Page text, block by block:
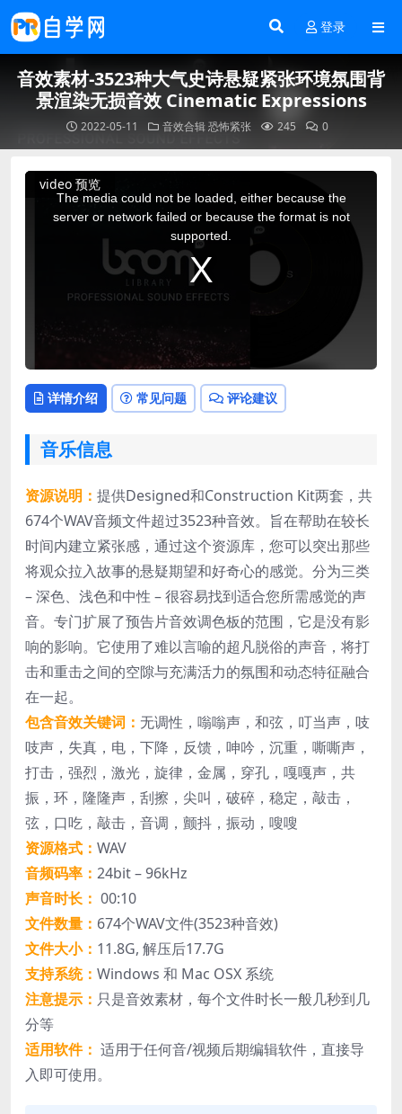
登录
音效素材-3523种大气史诗悬疑紧张环境氛围背
景渲染无损音效 Cinematic Expressions
2022-05-11 音效合辑恐怖紧张 245 0
video 预览
This
The media could not be loaded, either because the
server or network failed or because the format is not
supported.
详情介绍 常见问题 评论建议
音乐信息
资源说明： 提供Designed和Construction Kit两套，共
674个WAV音频文件超过3523种音效。旨在帮助在较长
时间内建立紧张感，通过这个资源库，您可以突出那些
将观众拉入故事的悬疑期望和好奇心的感觉。分为三类
– 深色、浅色和中性 – 很容易找到适合您所需感觉的声
音。专门扩展了预告片音效调色板的范围，它是没有影
响的影响。它使用了难以言喻的超凡脱俗的声音，将打
击和重击之间的空隙与充满活力的氛围和动态特征融合
在一起。
包含音效关键词： 无调性，嗡嗡声，和弦，叮当声，吱
吱声，失真，电，下降，反馈，呻吟，沉重，嘶嘶声，
打击，强烈，激光，旋律，金属，穿孔，嘎嘎声，共
振，环，隆隆声，刮擦，尖叫，破碎，稳定，敲击，
弦，口吃，敲击，音调，颤抖，振动，嗖嗖
资源格式： WAV
音频码率： 24bit – 96kHz
声音时长： 00:10
文件数量： 674个WAV文件(3523种音效)
文件大小： 11.8G, 解压后17.7G
支持系统： Windows 和 Mac OSX 系统
注意提示： 只是音效素材，每个文件时长一般几秒到几
分等
适用软件： 适用于任何音/视频后期编辑软件，直接导
入即可使用。